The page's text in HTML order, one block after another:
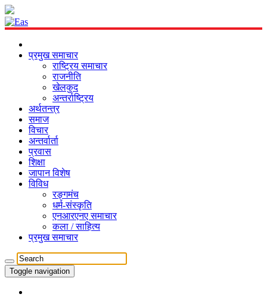
प्रमुख समाचार
राष्ट्रिय समाचार
राजनीति
खेलकुद
अन्तर्राष्ट्रिय
अर्थतन्त्र
समाज
विचार
अन्तर्वार्ता
प्रवास
शिक्षा
जापान विशेष
विविध
रङ्गमंच
धर्म-संस्कृति
एनआरएनए समाचार
कला / साहित्य
प्रमुख समाचार
Toggle navigation